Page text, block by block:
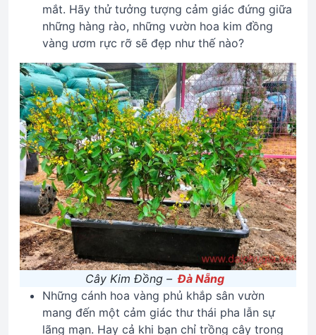
mắt. Hãy thử tưởng tượng cảm giác đứng giữa
những hàng rào, những vườn hoa kim đồng
vàng ươm rực rỡ sẽ đẹp như thế nào?
Cây Kim Đồng – Đà Nẵng
Những cánh hoa vàng phủ khắp sân vườn
mang đến một cảm giác thư thái pha lẫn sự
lãng mạn. Hay cả khi bạn chỉ trồng cây trong